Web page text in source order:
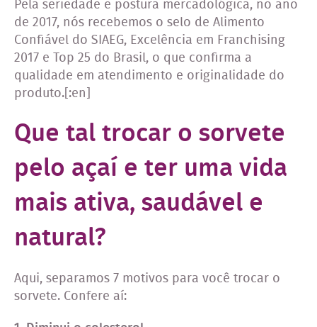
Pela seriedade e postura mercadológica, no ano
de 2017, nós recebemos o selo de Alimento
Confiável do SIAEG, Excelência em Franchising
2017 e Top 25 do Brasil, o que confirma a
qualidade em atendimento e originalidade do
produto.[:en]
Que tal trocar o sorvete
pelo açaí e ter uma vida
mais ativa, saudável e
natural?
Aqui, separamos 7 motivos para você trocar o
sorvete. Confere aí: